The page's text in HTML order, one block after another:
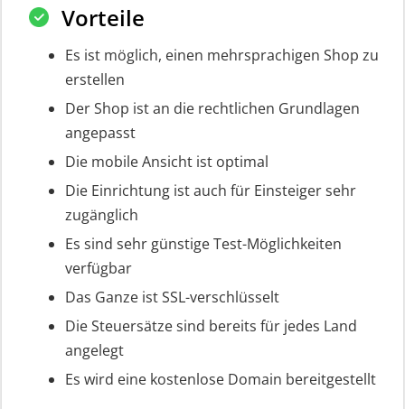
Vorteile
Es ist möglich, einen mehrsprachigen Shop zu
erstellen
Der Shop ist an die rechtlichen Grundlagen
angepasst
Die mobile Ansicht ist optimal
Die Einrichtung ist auch für Einsteiger sehr
zugänglich
Es sind sehr günstige Test-Möglichkeiten
verfügbar
Das Ganze ist SSL-verschlüsselt
Die Steuersätze sind bereits für jedes Land
angelegt
Es wird eine kostenlose Domain bereitgestellt